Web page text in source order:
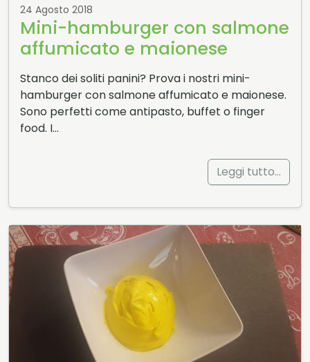
24 Agosto 2018
Mini-hamburger con salmone
affumicato e maionese
Stanco dei soliti panini? Prova i nostri mini-
hamburger con salmone affumicato e maionese.
Sono perfetti come antipasto, buffet o finger
food. I…
Leggi tutto…